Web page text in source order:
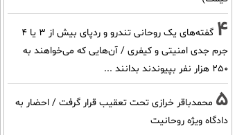
4
گفته‌های یک روحانی تندرو و ردپای بیش از ۳ یا ۴
جرم جدی امنیتی و کیفری / آن‌هایی که می‌خواهند به
۲۵۰ هزار نفر بپیوندند بدانند ...
5 محمدباقر خرازی تحت تعقیب قرار گرفت / احضار به
دادگاه ویژه روحانیت